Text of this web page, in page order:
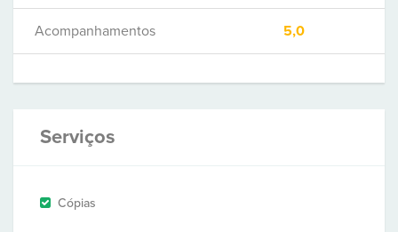
Acompanhamentos 5,0
Serviços
Cópias